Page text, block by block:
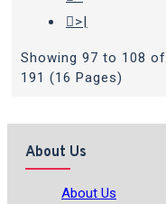
>|
Showing 97 to 108 of
191 (16 Pages)
About Us
About Us